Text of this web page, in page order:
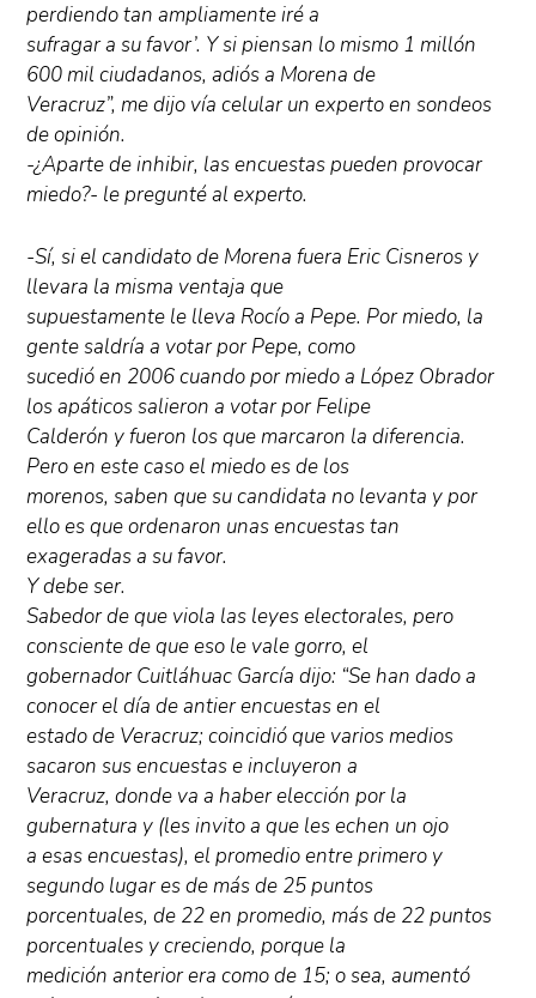
perdiendo tan ampliamente iré a
sufragar a su favor’. Y si piensan lo mismo 1 millón
600 mil ciudadanos, adiós a Morena de
Veracruz”, me dijo vía celular un experto en sondeos
de opinión.
-¿Aparte de inhibir, las encuestas pueden provocar
miedo?- le pregunté al experto.
-Sí, si el candidato de Morena fuera Eric Cisneros y
llevara la misma ventaja que
supuestamente le lleva Rocío a Pepe. Por miedo, la
gente saldría a votar por Pepe, como
sucedió en 2006 cuando por miedo a López Obrador
los apáticos salieron a votar por Felipe
Calderón y fueron los que marcaron la diferencia.
Pero en este caso el miedo es de los
morenos, saben que su candidata no levanta y por
ello es que ordenaron unas encuestas tan
exageradas a su favor.
Y debe ser.
Sabedor de que viola las leyes electorales, pero
consciente de que eso le vale gorro, el
gobernador Cuitláhuac García dijo: “Se han dado a
conocer el día de antier encuestas en el
estado de Veracruz; coincidió que varios medios
sacaron sus encuestas e incluyeron a
Veracruz, donde va a haber elección por la
gubernatura y (les invito a que les echen un ojo
a esas encuestas), el promedio entre primero y
segundo lugar es de más de 25 puntos
porcentuales, de 22 en promedio, más de 22 puntos
porcentuales y creciendo, porque la
medición anterior era como de 15; o sea, aumentó